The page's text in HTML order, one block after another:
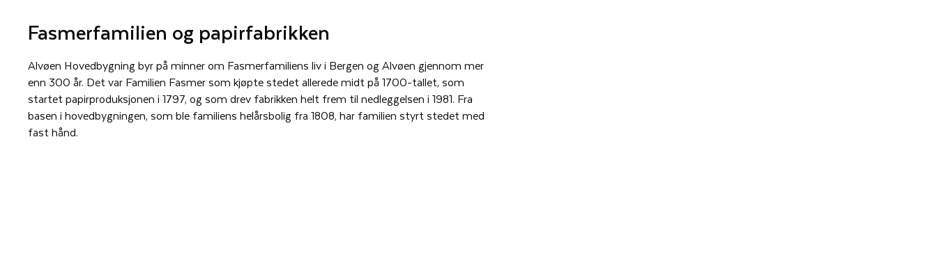
Fasmerfamilien og papirfabrikken
Alvøen Hovedbygning byr på minner om Fasmerfamiliens liv i Bergen og Alvøen gjennom mer
enn 300 år. Det var Familien Fasmer som kjøpte stedet allerede midt på 1700-tallet, som
startet papirproduksjonen i 1797, og som drev fabrikken helt frem til nedleggelsen i 1981. Fra
basen i hovedbygningen, som ble familiens helårsbolig fra 1808, har familien styrt stedet med
fast hånd.